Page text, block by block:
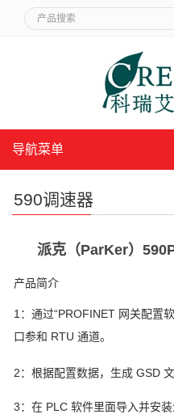
导航菜单
590调速器
派克（ParKer）
产品简介
1：通过“PROFINET 网关配置
口参和 RTU 通道。
2：根据配置数据，生成 GSD 文
3：在 PLC 软件里面导入并安